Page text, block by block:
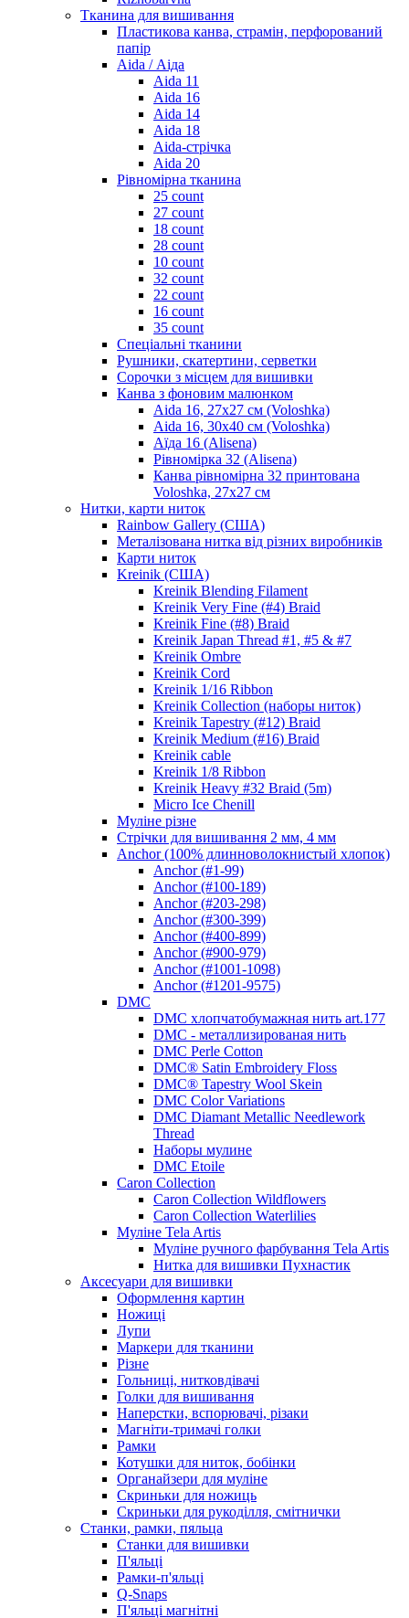
Тканина для вишивання
Пластикова канва, страмін, перфорований
папір
Aida / Аіда
Aida 11
Aida 16
Aida 14
Aida 18
Aida-стрічка
Aida 20
Рівномірна тканина
25 count
27 count
18 count
28 count
10 count
32 count
22 count
16 count
35 count
Спеціальні тканини
Рушники, скатертини, серветки
Сорочки з місцем для вишивки
Канва з фоновим малюнком
Aida 16, 27х27 см (Voloshka)
Aida 16, 30х40 см (Voloshka)
Аїда 16 (Alisena)
Рівномірка 32 (Alisena)
Канва рівномірна 32 принтована
Voloshka, 27х27 см
Нитки, карти ниток
Rainbow Gallery (США)
Металізована нитка від різних виробників
Карти ниток
Kreinik (США)
Kreinik Blending Filament
Kreinik Very Fine (#4) Braid
Kreinik Fine (#8) Braid
Kreinik Japan Thread #1, #5 & #7
Kreinik Ombre
Kreinik Cord
Kreinik 1/16 Ribbon
Kreinik Collection (наборы ниток)
Kreinik Tapestry (#12) Braid
Kreinik Medium (#16) Braid
Kreinik cable
Kreinik 1/8 Ribbon
Kreinik Heavy #32 Braid (5m)
Micro Ice Chenill
Муліне різне
Стрічки для вишивання 2 мм, 4 мм
Anchor (100% длинноволокнистый хлопок)
Anchor (#1-99)
Anchor (#100-189)
Anchor (#203-298)
Anchor (#300-399)
Anchor (#400-899)
Anchor (#900-979)
Anchor (#1001-1098)
Anchor (#1201-9575)
DMC
DMC хлопчатобумажная нить art.177
DMC - металлизированая нить
DMC Perle Cotton
DMC® Satin Embroidery Floss
DMC® Tapestry Wool Skein
DMC Color Variations
DMC Diamant Metallic Needlework
Thread
Наборы мулине
DMC Etoile
Caron Collection
Caron Collection Wildflowers
Caron Collection Waterlilies
Муліне Tela Artis
Муліне ручного фарбування Tela Artis
Нитка для вишивки Пухнастик
Аксесуари для вишивки
Оформлення картин
Ножиці
Лупи
Маркери для тканини
Різне
Гольниці, нитковдівачі
Голки для вишивання
Наперстки, вспорювачі, різаки
Магніти-тримачі голки
Рамки
Котушки для ниток, бобінки
Органайзери для муліне
Скриньки для ножиць
Скриньки для рукоділля, смітнички
Станки, рамки, пяльца
Станки для вишивки
П'яльці
Рамки-п'яльці
Q-Snaps
П'яльці магнітні